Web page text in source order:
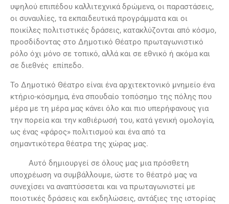
υψηλού επιπέδου καλλιτεχνικά δρώμενα, οι παραστάσεις,
οι συναυλίες, τα εκπαιδευτικά προγράμματα και οι
ποικίλες πολιτιστικές δράσεις, κατακλύζονται από κόσμο,
προσδίδοντας στο Δημοτικό Θέατρο πρωταγωνιστικό
ρόλο όχι μόνο σε τοπικό, αλλά και σε εθνικό ή ακόμα και
σε διεθνές επίπεδο.
Το Δημοτικό Θέατρο είναι ένα αρχιτεκτονικό μνημείο ένα
κτήριο-κόσμημα, ένα σπουδαίο τοπόσημο της πόλης που
μέρα με τη μέρα μας κάνει όλο και πιο υπερήφανους για
την πορεία και την καθιέρωσή του, κατά γενική ομολογία,
ως ένας «φάρος» πολιτισμού και ένα από τα
σημαντικότερα θέατρα της χώρας μας.
Αυτό δημιουργεί σε όλους μας μια πρόσθετη
υποχρέωση να συμβάλλουμε, ώστε το θέατρό μας να
συνεχίσει να αναπτύσσεται και να πρωταγωνιστεί με
ποιοτικές δράσεις και εκδηλώσεις, αντάξιες της ιστορίας